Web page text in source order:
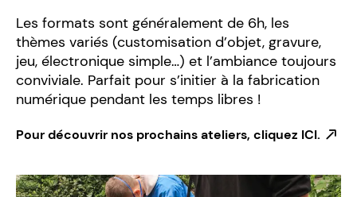
Les formats sont généralement de 6h, les
thèmes variés (customisation d’objet, gravure,
jeu, électronique simple…) et l’ambiance toujours
conviviale. Parfait pour s’initier à la fabrication
numérique pendant les temps libres !
Pour découvrir nos prochains ateliers, cliquez ICI.